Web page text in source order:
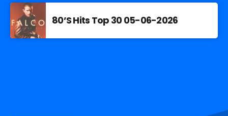
80’S Hits Top 30 05-06-2026